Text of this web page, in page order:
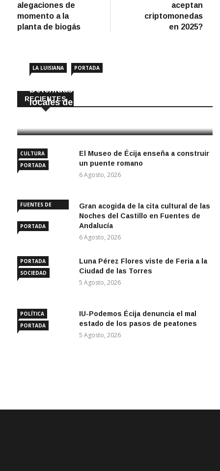
entradas
alegaciones de
momento a la
planta de biogás
aceptan
criptomonedas
en 2025?
RECIENTES
LA LUISIANA PORTADA
Detenidas dos personas por robar en
locales de La Luisiana
CULTURA
PORTADA
El Museo de Écija enseña a construir
un puente romano
6 Agosto, 2026
FUENTES DE
PORTADA
Gran acogida de la cita cultural de las
Noches del Castillo en Fuentes de
Andalucía
6 Agosto, 2026
PORTADA
SOCIEDAD
Luna Pérez Flores viste de Feria a la
Ciudad de las Torres
5 Agosto, 2026
POLÍTICA
PORTADA
IU-Podemos Écija denuncia el mal
estado de los pasos de peatones
5 Agosto, 2026